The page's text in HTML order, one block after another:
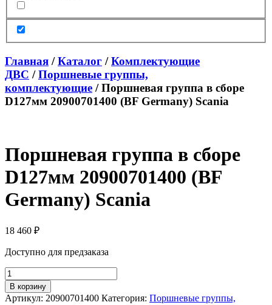
Главная /Каталог /Комплектующие
ДВС /Поршневые группы,
комплектующие / Поршневая группа в сборе
D127мм 20900701400 (BF Germany) Scania
Поршневая группа в сборе
D127мм 20900701400 (BF
Germany) Scania
18 460 ₽
Доступно для предзаказа
Количество
товара
Поршневая
В корзину
Артикул: 20900701400 Категория: Поршневые группы,